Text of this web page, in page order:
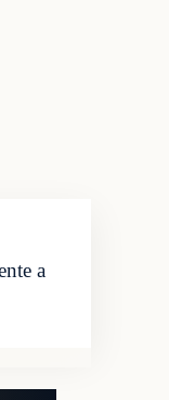
a